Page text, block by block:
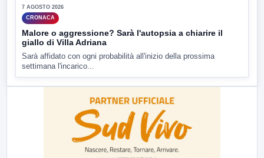
7 AGOSTO 2026
CRONACA
Malore o aggressione? Sarà l'autopsia a chiarire il
giallo di Villa Adriana
Sarà affidato con ogni probabilità all'inizio della prossima
settimana l'incarico...